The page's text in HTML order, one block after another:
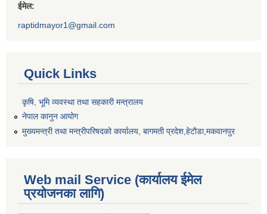
ईमेल:
raptidmayor1@gmail.com
Quick Links
कृषि, भूमि व्यवस्था तथा सहकारी मन्त्रालय
नेपाल कानुन आयोग
मुख्यमन्त्री तथा मन्त्रीपरिषदको कार्यालय, बागमती प्रदेश,हेटाैडा,मकवानपुर
Web mail Service (कार्यालय ईमेल
प्रयोजनका लागि)